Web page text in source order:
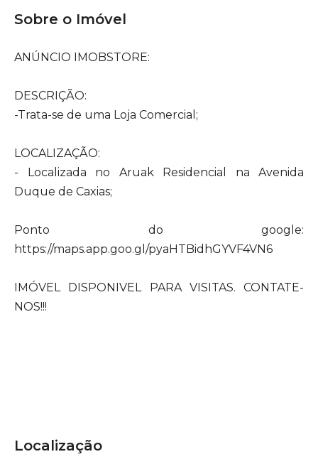
Sobre o Imóvel
ANÚNCIO IMOBSTORE:
DESCRIÇÃO:
-Trata-se de uma Loja Comercial;
LOCALIZAÇÃO:
- Localizada no Aruak Residencial na Avenida
Duque de Caxias;
Ponto do google:
https://maps.app.goo.gl/pyaHTBidhGYVF4VN6
IMÓVEL DISPONIVEL PARA VISITAS. CONTATE-
NOS!!!
Localização